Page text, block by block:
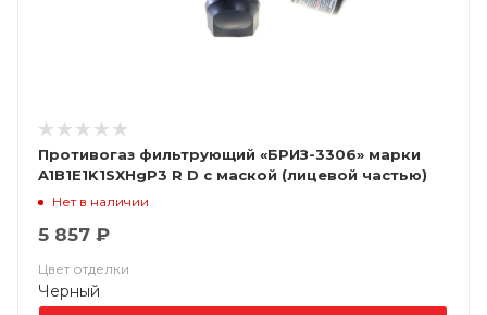
Противогаз фильтрующий «БРИЗ-3306» марки
A1B1E1K1SXHgP3 R D с маской (лицевой частью)
«Бриз-4303 (М
Нет в наличии
5 857 ₽
Цвет отделки
Черный